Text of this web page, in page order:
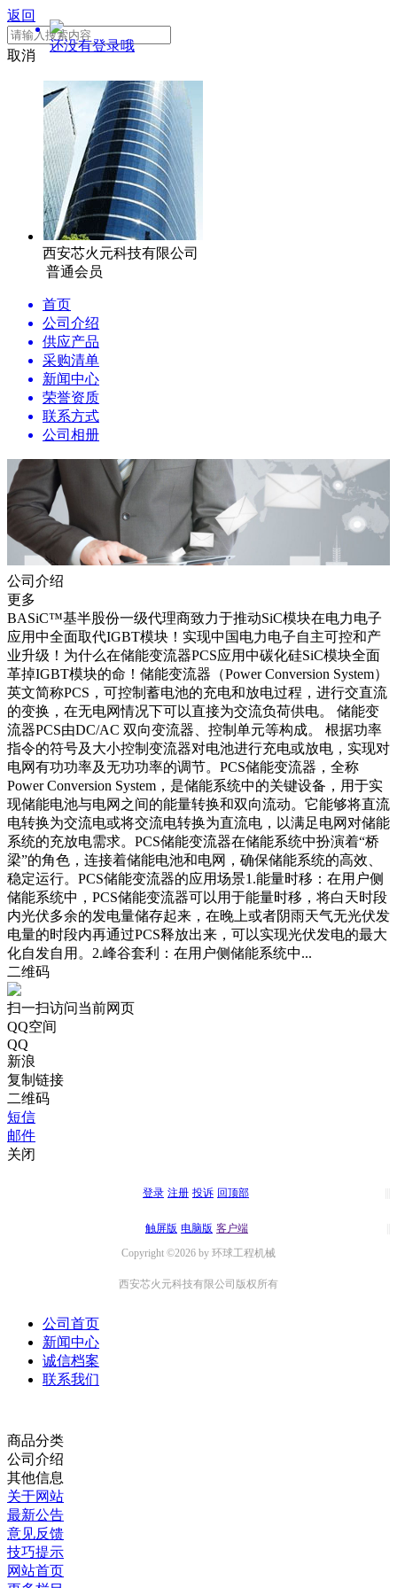
返回
取消
西安芯火元科技有限公司
普通会员
首页
公司介绍
供应产品
采购清单
新闻中心
荣誉资质
联系方式
公司相册
公司介绍
更多
BASiC™基半股份一级代理商致力于推动SiC模块在电力电子
应用中全面取代IGBT模块！实现中国电力电子自主可控和产
业升级！为什么在储能变流器PCS应用中碳化硅SiC模块全面
革掉IGBT模块的命！储能变流器（Power Conversion System）
英文简称PCS，可控制蓄电池的充电和放电过程，进行交直流
的变换，在无电网情况下可以直接为交流负荷供电。 储能变
流器PCS由DC/AC 双向变流器、控制单元等构成。 根据功率
指令的符号及大小控制变流器对电池进行充电或放电，实现对
电网有功功率及无功功率的调节。PCS储能变流器，全称
Power Conversion System，是储能系统中的关键设备，用于实
现储能电池与电网之间的能量转换和双向流动。它能够将直流
电转换为交流电或将交流电转换为直流电，以满足电网对储能
系统的充放电需求。PCS储能变流器在储能系统中扮演着“桥
梁”的角色，连接着储能电池和电网，确保储能系统的高效、
稳定运行。PCS储能变流器的应用场景1.能量时移：在用户侧
储能系统中，PCS储能变流器可以用于能量时移，将白天时段
内光伏多余的发电量储存起来，在晚上或者阴雨天气无光伏发
电量的时段内再通过PCS释放出来，可以实现光伏发电的最大
化自发自用。2.峰谷套利：在用户侧储能系统中...
二维码
扫一扫访问当前网页
QQ空间
QQ
新浪
复制链接
二维码
短信
邮件
关闭
登录 注册 投诉 回顶部
触屏版 电脑版 客户端
Copyright ©2026 by 环球工程机械
西安芯火元科技有限公司版权所有
公司首页
新闻中心
诚信档案
联系我们
商品分类
公司介绍
其他信息
还没有登录哦
关于网站
最新公告
意见反馈
技巧提示
网站首页